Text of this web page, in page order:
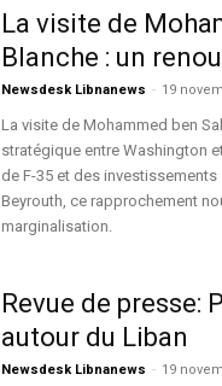
La visite de
Blanche : un
Newsdesk Libnanews - 19
La visite de Mohammed ben
stratégique entre Washington
de F-35 et des
Beyrouth, ce rapprochement
marginalisation.
Revue de presse:
autour du Liban
Newsdesk Libnanews - 19